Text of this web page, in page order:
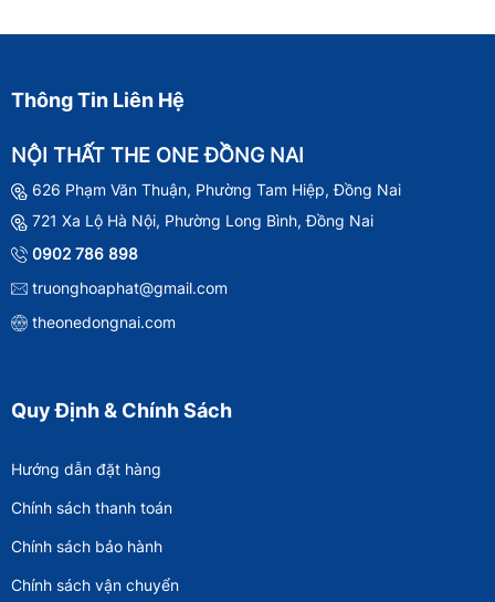
Thông Tin Liên Hệ
NỘI THẤT THE ONE ĐỒNG NAI
626 Phạm Văn Thuận, Phường Tam Hiệp, Đồng Nai
721 Xa Lộ Hà Nội, Phường Long Bình, Đồng Nai
0902 786 898
truonghoaphat@gmail.com
theonedongnai.com
Quy Định & Chính Sách
Hướng dẫn đặt hàng
Chính sách thanh toán
Chính sách bảo hành
Chính sách vận chuyển